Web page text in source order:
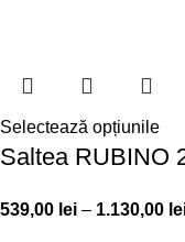
Selectează opțiunile
Saltea RUBINO
539,00 lei – 1.130,00